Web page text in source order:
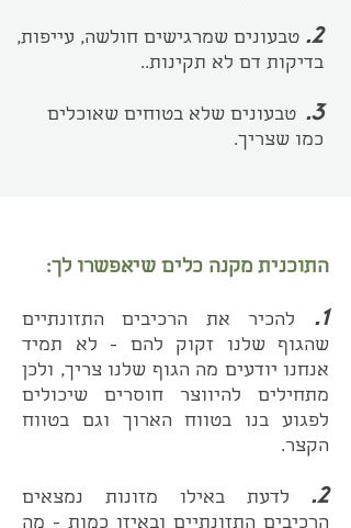
2. טבעונים שמרגישים חולשה, עייפות,
בדיקות דם לא תקינות..
3.
טבעונים שלא בטוחים שאוכלים
כמו שצריך.
התוכנית מקנה כלים שיאפשרו לך:
1.
להכיר את הרכיבים התזונתיים
שהגוף שלנו זקוק להם - לא תמיד
אנחנו יודעים מה הגוף שלנו צריך, ולכן
מתחילים להיווצר חוסרים שיכולים
לפגוע בנו בטווח הארוך וגם בטווח
הקצר.
2.
לדעת באילו מזונות נמצאים